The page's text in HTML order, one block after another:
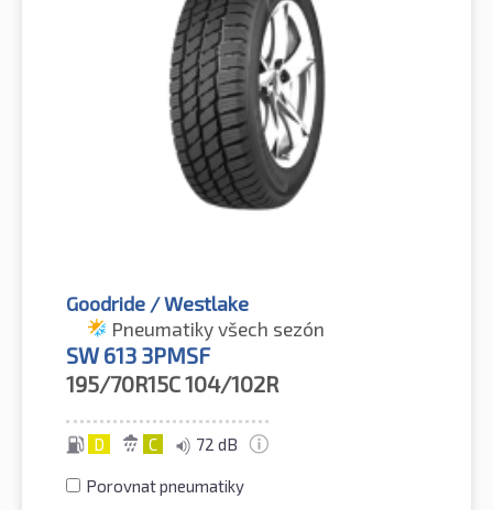
Goodride / Westlake
Pneumatiky všech sezón
SW 613 3PMSF
195/70R15C104/102R
D C 72 dB
Porovnat pneumatiky